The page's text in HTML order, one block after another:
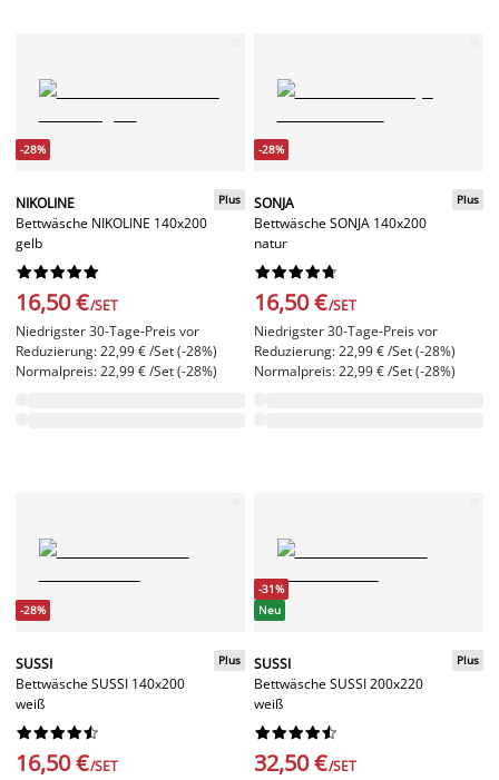
-28%
NIKOLINE
Bettwäsche NIKOLINE 140x200
gelb
Plus






16,50 €/SET
Niedrigster 30-Tage-Preis vor
Reduzierung: 22,99 € /Set (-28%)
Normalpreis: 22,99 € /Set (-28%)
-28%
SONJA
Bettwäsche SONJA 140x200
natur
Plus






16,50 €/SET
Niedrigster 30-Tage-Preis vor
Reduzierung: 22,99 € /Set (-28%)
Normalpreis: 22,99 € /Set (-28%)
-28%
SUSSI
Bettwäsche SUSSI 140x200
weiß
Plus






16,50 €/SET
-31%
Neu
SUSSI
Bettwäsche SUSSI 200x220
weiß
Plus






32,50 €/SET